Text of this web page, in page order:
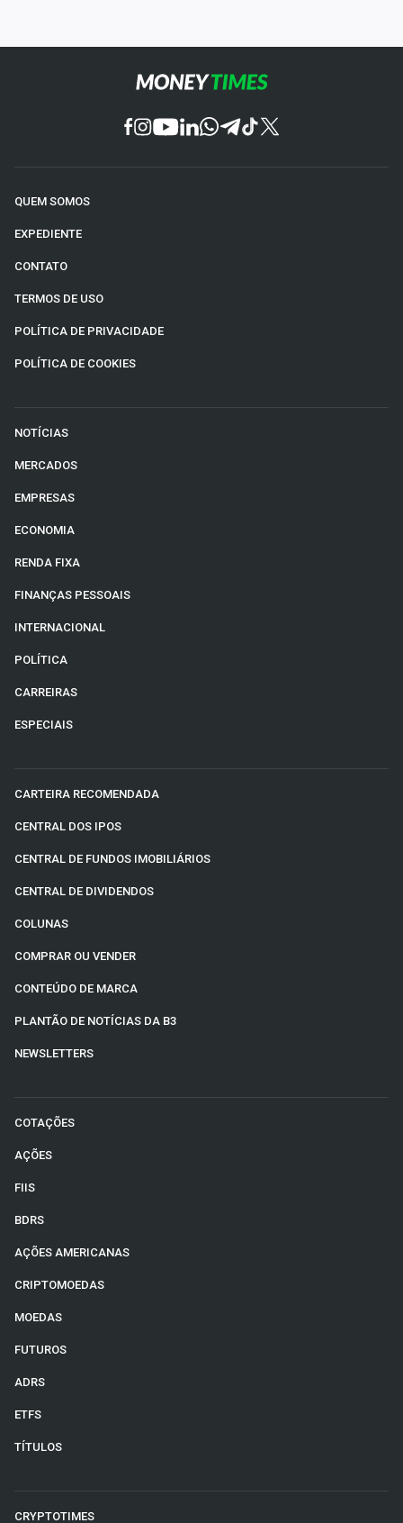
QUEM SOMOS
EXPEDIENTE
CONTATO
TERMOS DE USO
POLÍTICA DE PRIVACIDADE
POLÍTICA DE COOKIES
NOTÍCIAS
MERCADOS
EMPRESAS
ECONOMIA
RENDA FIXA
FINANÇAS PESSOAIS
INTERNACIONAL
POLÍTICA
CARREIRAS
ESPECIAIS
CARTEIRA RECOMENDADA
CENTRAL DOS IPOS
CENTRAL DE FUNDOS IMOBILIÁRIOS
CENTRAL DE DIVIDENDOS
COLUNAS
COMPRAR OU VENDER
CONTEÚDO DE MARCA
PLANTÃO DE NOTÍCIAS DA B3
NEWSLETTERS
COTAÇÕES
AÇÕES
FIIS
BDRS
AÇÕES AMERICANAS
CRIPTOMOEDAS
MOEDAS
FUTUROS
ADRS
ETFS
TÍTULOS
CRYPTOTIMES